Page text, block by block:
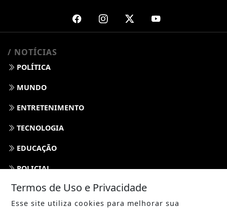
/ NOTÍCIAS
POLÍTICA
MUNDO
ENTRETENIMENTO
TECNOLOGIA
EDUCAÇÃO
POLICIAL
ECONOMIA
Termos de Uso e Privacidade
Esse site utiliza cookies para melhorar sua